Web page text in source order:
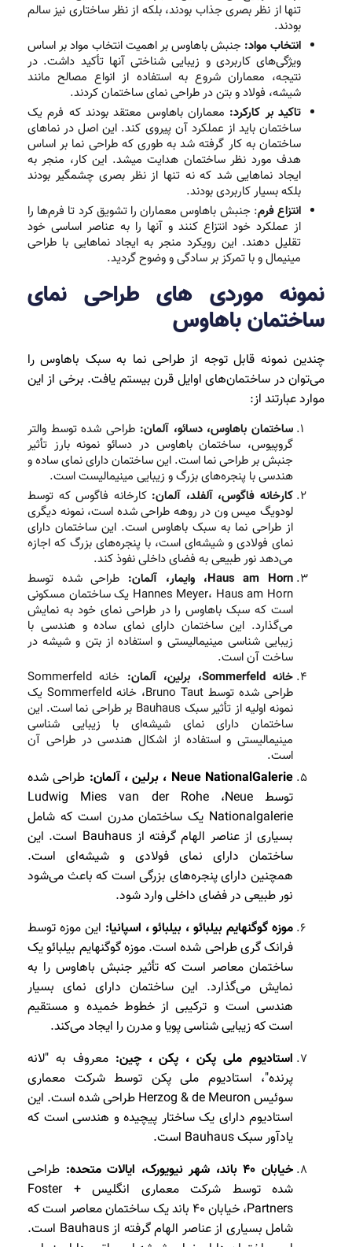
تنها از نظر بصری جذاب بودند، بلکه از نظر ساختاری نیز سالم
بودند.
انتخاب مواد: جنبش باهاوس بر اهمیت انتخاب مواد بر اساس
ویژگی‌های کاربردی و زیبایی شناختی آنها تأکید داشت. در
نتیجه، معماران شروع به استفاده از انواع مصالح مانند
شیشه، فولاد و بتن در طراحی نمای ساختمان کردند.
تاکید بر کارکرد: معماران باهاوس معتقد بودند که فرم یک
ساختمان باید از عملکرد آن پیروی کند. این اصل در نماهای
ساختمان به کار گرفته شد به طوری که طراحی نما بر اساس
هدف مورد نظر ساختمان هدایت میشد. این کار، منجر به
ایجاد نماهایی شد که نه تنها از نظر بصری چشمگیر بودند
بلکه بسیار کاربردی بودند.
انتزاع فرم: جنبش باهاوس معماران را تشویق کرد تا فرم‌ها را
از عملکرد خود انتزاع کنند و آنها را به عناصر اساسی خود
تقلیل دهند. این رویکرد منجر به ایجاد نماهایی با طراحی
مینیمال و با تمرکز بر سادگی و وضوح گردید.
نمونه موردی های طراحی نمای
ساختمان باهاوس
چندین نمونه قابل توجه از طراحی نما به سبک باهاوس را
می‌توان در ساختمان‌های اوایل قرن بیستم یافت. برخی از این
موارد عبارتند از:
ساختمان باهاوس، دسائو، آلمان: طراحی شده توسط والتر
گروپیوس، ساختمان باهاوس در دسائو نمونه بارز تأثیر
جنبش بر طراحی نما است. این ساختمان دارای نمای ساده و
هندسی با پنجره‌های بزرگ و زیبایی مینیمالیست است.
کارخانه فاگوس، آلفلد، آلمان: کارخانه فاگوس که توسط
لودویگ میس ون در روهه طراحی شده است، نمونه دیگری
از طراحی نما به سبک باهاوس است. این ساختمان دارای
نمای فولادی و شیشه‌ای است، با پنجره‌های بزرگ که اجازه
می‌دهد نور طبیعی به فضای داخلی نفوذ کند.
Haus am Horn، وایمار، آلمان:
طراحی شده توسط
Hannes Meyer، Haus am Horn یک ساختمان مسکونی
است که سبک باهاوس را در طراحی نمای خود به نمایش
می‌گذارد. این ساختمان دارای نمای ساده و هندسی با
زیبایی شناسی مینیمالیستی و استفاده از بتن و شیشه در
ساخت آن است.
خانه Sommerfeld، برلین، آلمان:
خانه Sommerfeld
طراحی شده توسط Bruno Taut، خانه Sommerfeld یک
نمونه اولیه از تأثیر سبک Bauhaus بر طراحی نما است. این
ساختمان دارای نمای شیشه‌ای با زیبایی شناسی
مینیمالیستی و استفاده از اشکال هندسی در طراحی آن
است.
Neue NationalGalerie ، برلین ، آلمان:
طراحی شده
توسط Ludwig Mies van der Rohe ،Neue
Nationalgalerie یک ساختمان مدرن است که شامل
بسیاری از عناصر الهام گرفته از Bauhaus است. این
ساختمان دارای نمای فولادی و شیشه‌ای است.
همچنین دارای پنجره‌های بزرگی است که باعث می‌شود
نور طبیعی در فضای داخلی وارد شود.
موزه گوگنهایم بیلبائو ، بیلبائو ، اسپانیا: این موزه توسط
فرانک گری طراحی شده است. موزه گوگنهایم بیلبائو یک
ساختمان معاصر است که تأثیر جنبش باهاوس را به
نمایش می‌گذارد. این ساختمان دارای نمای بسیار
هندسی است و ترکیبی از خطوط خمیده و مستقیم
است که زیبایی شناسی پویا و مدرن را ایجاد می‌کند.
استادیوم ملی پکن ، پکن ، چین: معروف به "لانه
پرنده"، استادیوم ملی پکن توسط شرکت معماری
سوئیس Herzog & de Meuron طراحی شده است. این
استادیوم دارای یک ساختار پیچیده و هندسی است که
یادآور سبک Bauhaus است.
خیابان 40 باند، شهر نیویورک، ایالات متحده:
طراحی
شده توسط شرکت معماری انگلیس Foster +
Partners، خیابان 40 باند یک ساختمان معاصر است که
شامل بسیاری از عناصر الهام گرفته از Bauhaus است.